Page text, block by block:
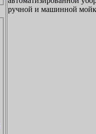
ручной и машинной